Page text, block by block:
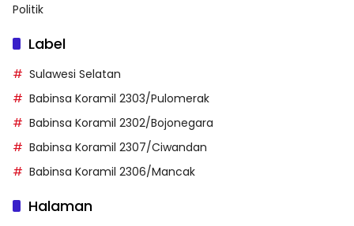
Politik
Label
Sulawesi Selatan
Babinsa Koramil 2303/Pulomerak
Babinsa Koramil 2302/Bojonegara
Babinsa Koramil 2307/Ciwandan
Babinsa Koramil 2306/Mancak
Halaman